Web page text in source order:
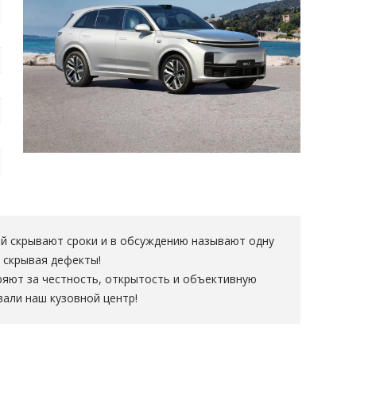
скрывают сроки и в обсуждению называют одну
дефекты!
за честность, открытость и объективную
наш кузовной центр!